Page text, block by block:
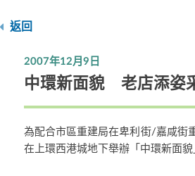
返回
2007年12月9日
中環新面貌 老店添姿
為配合市區重建局在卑利街/嘉咸街
在上環西港城地下舉辦「中環新面貌